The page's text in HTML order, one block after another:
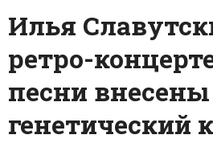
Илья
ретро-
песни
генетический